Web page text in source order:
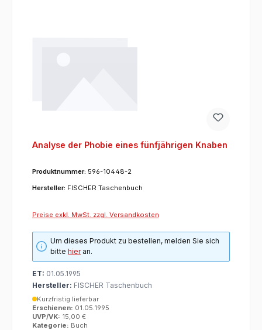
Analyse der Phobie eines fünfjährigen Knaben
Produktnummer: 596-10448-2
Hersteller: FISCHER Taschenbuch
Preise exkl. MwSt. zzgl. Versandkosten
Um dieses Produkt zu bestellen, melden Sie sich
bittehieran.
ET: 01.05.1995
Hersteller: FISCHER Taschenbuch
Kurzfristig lieferbar
Erschienen: 01.05.1995
UVP/VK: 15,00 €
Kategorie: Buch